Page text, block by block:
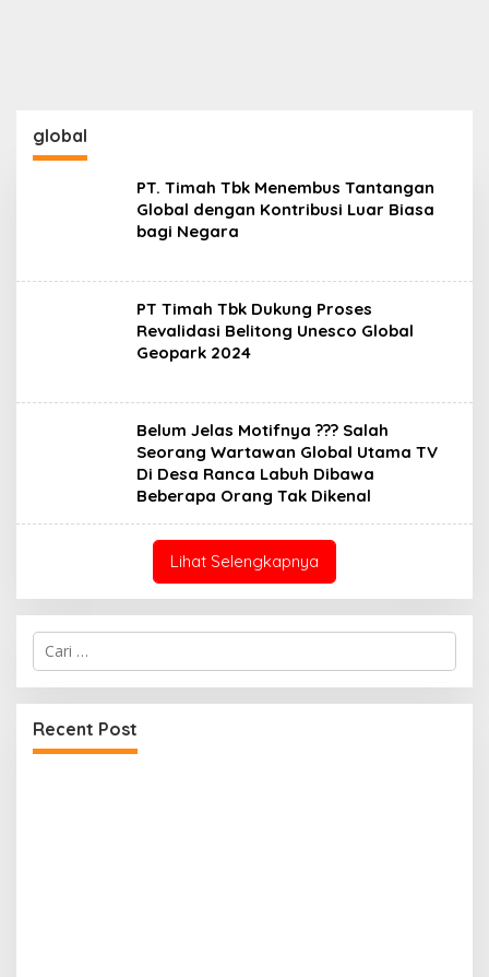
global
PT. Timah Tbk Menembus Tantangan
Global dengan Kontribusi Luar Biasa
bagi Negara
PT Timah Tbk Dukung Proses
Revalidasi Belitong Unesco Global
Geopark 2024
Belum Jelas Motifnya ??? Salah
Seorang Wartawan Global Utama TV
Di Desa Ranca Labuh Dibawa
Beberapa Orang Tak Dikenal
Lihat Selengkapnya
Cari
untuk:
Recent Post